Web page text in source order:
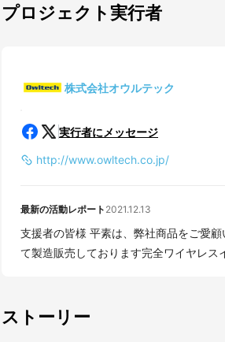
プロジェクト実行者
株式会社オウルテック
実行者にメッセージ
http://www.owltech.co.jp/
最新の活動レポート 2021.12.13
支援者の皆様 平素は、弊社商品をご愛顧いただき、厚くお礼申し上げます。 この度、弊社に
て製造販売しております完全ワイヤレス
ストーリー